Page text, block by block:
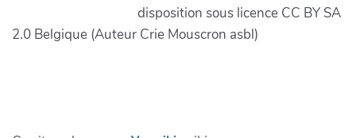
disposition sous licence CC BY SA
2.0 Belgique (Auteur Crie Mouscron asbl)